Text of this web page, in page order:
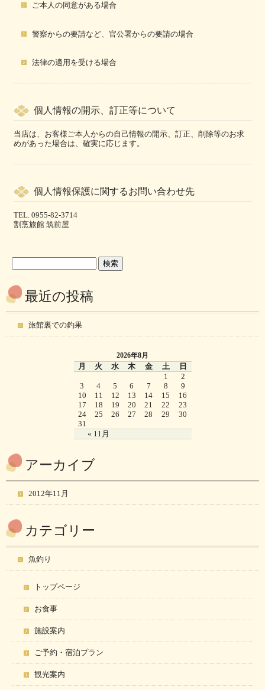
ご本人の同意がある場合
警察からの要請など、官公署からの要請の場合
法律の適用を受ける場合
個人情報の開示、訂正等について
当店は、お客様ご本人からの自己情報の開示、訂正、削除等のお求
めがあった場合は、確実に応じます。
個人情報保護に関するお問い合わせ先
TEL. 0955-82-3714
割烹旅館 筑前屋
最近の投稿
旅館裏での釣果
2026年8月
月 火 水 木 金 土 日
« 11月
1
2
3
4 5 6 7 8
9
10
11 12 13 14 15
16
17
18 19 20 21 22
23
24
25 26 27 28 29
30
31
アーカイブ
2012年11月
カテゴリー
魚釣り
トップページ
お食事
施設案内
ご予約・宿泊プラン
観光案内